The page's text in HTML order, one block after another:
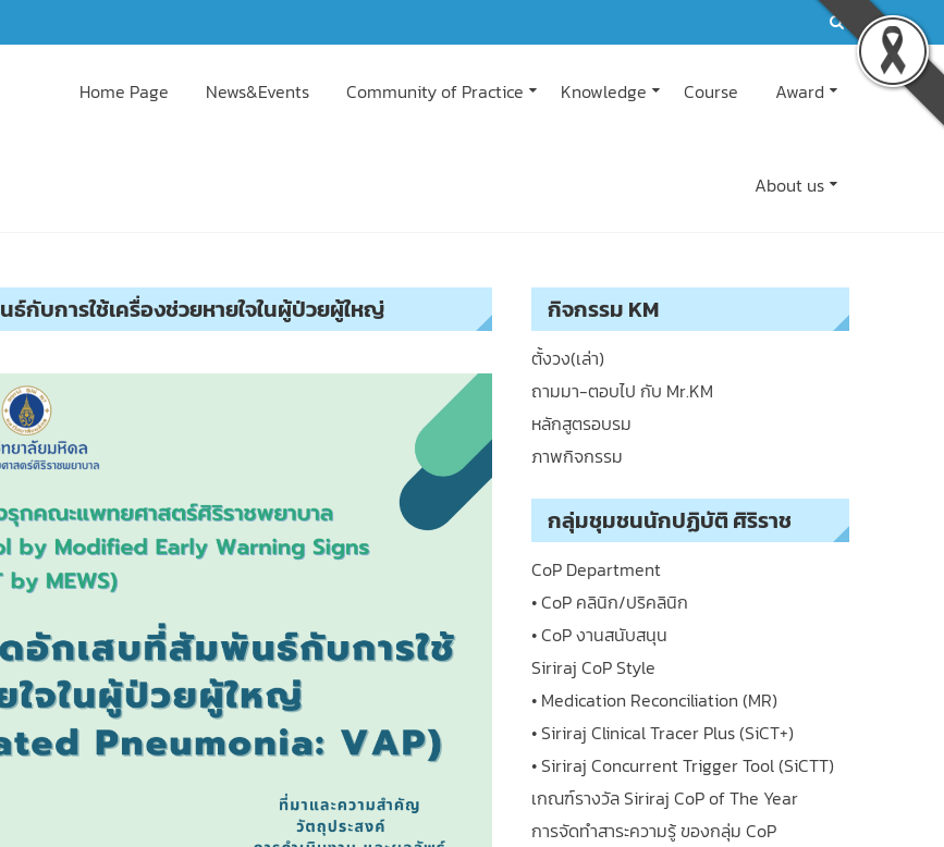
Home Page News&Events Community of Practice Knowledge Course Award
About us
กับการใช้เครื่องช่วยหายใจในผู้ป่วยผู้ใหญ่ กิจกรรม KM
ตั้งวง(เล่า)
ถามมา-ตอบไป กับ Mr.KM
หลักสูตรอบรม
ภาพกิจกรรม
กลุ่มชุมชนนักปฏิบัติ ศิริราช
CoP Department
• CoP คลินิก/ปริคลินิก
• CoP งานสนับสนุน
Siriraj CoP Style
• Medication Reconciliation (MR)
• Siriraj Clinical Tracer Plus (SiCT+)
• Siriraj Concurrent Trigger Tool (SiCTT)
เกณฑ์รางวัล Siriraj CoP of The Year
การจัดทำสาระความรู้ ของกลุ่ม CoP